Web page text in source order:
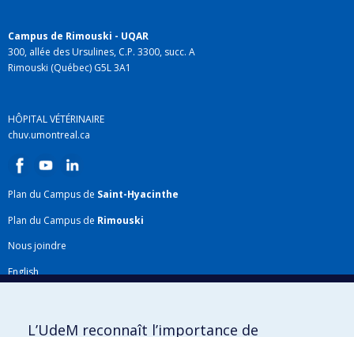
Campus de Rimouski - UQAR
300, allée des Ursulines, C.P. 3300, succ. A
Rimouski (Québec) G5L 3A1
HÔPITAL VÉTÉRINAIRE
chuv.umontreal.ca
Plan du Campus de Saint-Hyacinthe
Plan du Campus de Rimouski
Nous joindre
English
Plan du site
L’UdeM reconnaît l’importance de